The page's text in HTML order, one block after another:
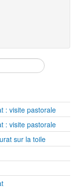
: visite pastorale
: visite pastorale
sur la toile